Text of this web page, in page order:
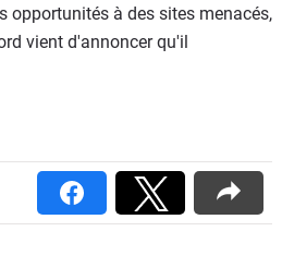
opportunités à des sites menacés,
vient d'annoncer qu'il